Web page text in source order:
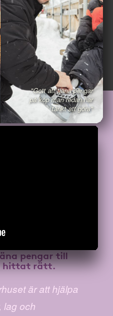
"Gott att tjäna pengar
på köp man redan har
tänkt att göra"
pengar till
hittat rätt.
är att hjälpa
lag och